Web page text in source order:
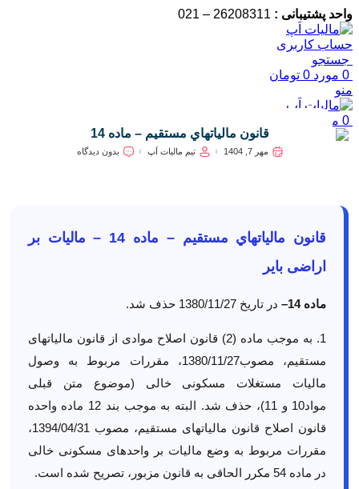
واحد پشتیبانی :
حساب کاربری
جستجو
0 مورد 0 تومان
منو
0 مورد
قانون مالياتهاي مستقيم – ماده 14
مهر 7, 1404 تیم مالیات اَپ بدون دیدگاه
قانون مالياتهاي مستقيم – ماده 14 – مالیات بر
اراضی بایر
ماده14
– در تاریخ 1380/11/27 حذف شد.
1. به موجب ماده (2) قانون اصلاح موادی از قانون مالیات­های
مستقیم، مصوب1380/11/27، مقررات مربوط به وصول
مالیات مستغلات مسکونی خالی (موضوع متن قبلی
مواد10 و 11)، حذف شد. البته به موجب بند 12 ماده واحده
قانون اصلاح قانون مالیات­های مستقیم، مصوب 1394/04/31،
مقررات مربوط به وضع مالیات بر واحدهای مسکونی خالی
در ماده 54 مکرر الحاقی به قانون مزبور، تصریح شده است.